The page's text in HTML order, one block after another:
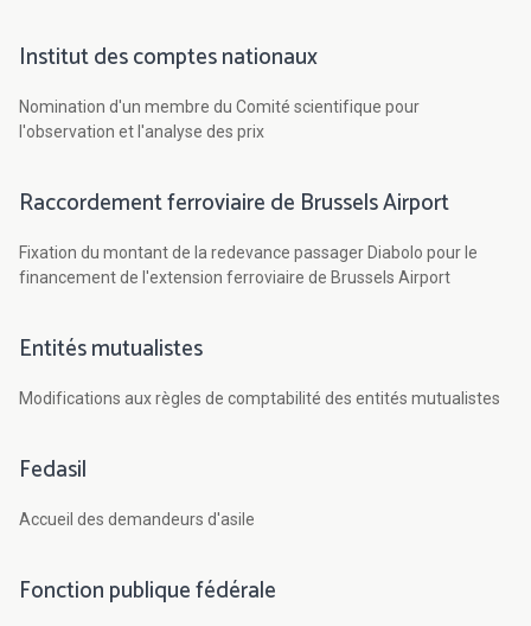
Institut des comptes nationaux
Nomination d'un membre du Comité scientifique pour
l'observation et l'analyse des prix
Raccordement ferroviaire de Brussels Airport
Fixation du montant de la redevance passager Diabolo pour le
financement de l'extension ferroviaire de Brussels Airport
Entités mutualistes
Modifications aux règles de comptabilité des entités mutualistes
Fedasil
Accueil des demandeurs d'asile
Fonction publique fédérale